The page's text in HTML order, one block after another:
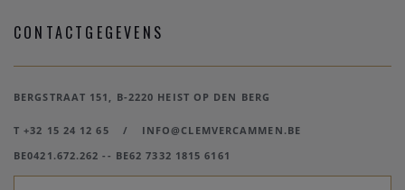
CONTACTGEGEVENS
BERGSTRAAT 151, B-2220 HEIST OP DEN BERG
T +32 15 24 12 65 /
INFO@CLEMVERCAMMEN.BE
BE0421.672.262 -- BE62 7332 1815 6161